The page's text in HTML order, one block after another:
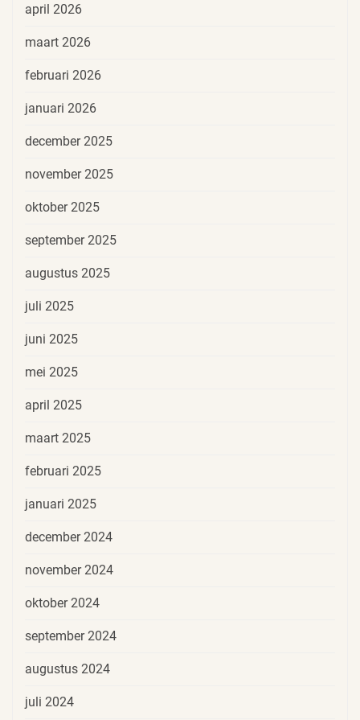
april 2026
maart 2026
februari 2026
januari 2026
december 2025
november 2025
oktober 2025
september 2025
augustus 2025
juli 2025
juni 2025
mei 2025
april 2025
maart 2025
februari 2025
januari 2025
december 2024
november 2024
oktober 2024
september 2024
augustus 2024
juli 2024